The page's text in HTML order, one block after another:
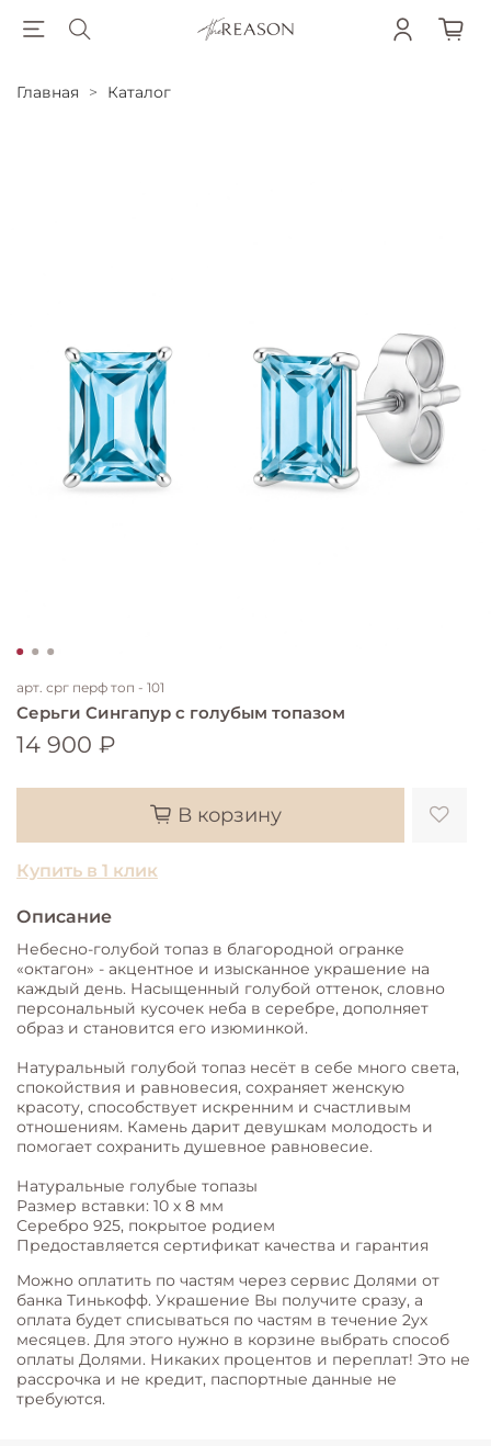
Главная Каталог
арт. срг перф топ - 101
Серьги Сингапур с голубым топазом
14 900 ₽
В корзину
Купить в 1 клик
Описание
Небесно-голубой топаз в благородной огранке
«октагон» - акцентное и изысканное украшение на
каждый день. Насыщенный голубой оттенок, словно
персональный кусочек неба в серебре, дополняет
образ и становится его изюминкой.
Натуральный голубой топаз несёт в себе много света,
спокойствия и равновесия, сохраняет женскую
красоту, способствует искренним и счастливым
отношениям. Камень дарит девушкам молодость и
помогает сохранить душевное равновесие.
Натуральные голубые топазы
Размер вставки: 10 х 8 мм
Серебро 925, покрытое родием
Предоставляется сертификат качества и гарантия
Можно оплатить по частям через сервис Долями от
банка Тинькофф. Украшение Вы получите сразу, а
оплата будет списываться по частям в течение 2ух
месяцев. Для этого нужно в корзине выбрать способ
оплаты Долями. Никаких процентов и переплат! Это не
рассрочка и не кредит, паспортные данные не
требуются.